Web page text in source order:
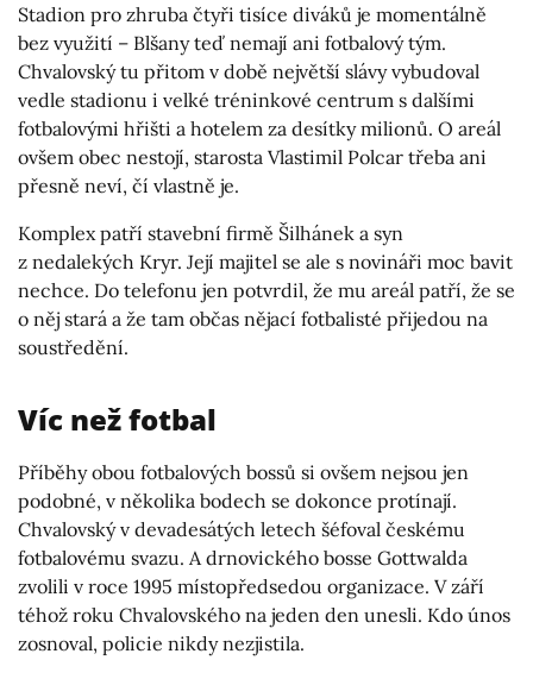
Stadion pro zhruba čtyři tisíce diváků je momentálně
bez využití – Blšany teď nemají ani fotbalový tým.
Chvalovský tu přitom v době největší slávy vybudoval
vedle stadionu i velké tréninkové centrum s dalšími
fotbalovými hřišti a hotelem za desítky milionů. O areál
ovšem obec nestojí, starosta Vlastimil Polcar třeba ani
přesně neví, čí vlastně je.
Komplex patří stavební firmě Šilhánek a syn
z nedalekých Kryr. Její majitel se ale s novináři moc bavit
nechce. Do telefonu jen potvrdil, že mu areál patří, že se
o něj stará a že tam občas nějací fotbalisté přijedou na
soustředění.
Víc než fotbal
Příběhy obou fotbalových bossů si ovšem nejsou jen
podobné, v několika bodech se dokonce protínají.
Chvalovský v devadesátých letech šéfoval českému
fotbalovému svazu. A drnovického bosse Gottwalda
zvolili v roce 1995 místopředsedou organizace. V září
téhož roku Chvalovského na jeden den unesli. Kdo únos
zosnoval, policie nikdy nezjistila.